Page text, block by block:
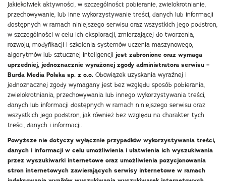
Jakiekolwiek aktywności, w szczególności: pobieranie, zwielokrotnianie,
przechowywanie, lub inne wykorzystywanie treści, danych lub informacji
dostępnych w ramach niniejszego serwisu oraz wszystkich jego podstron,
w szczególności w celu ich eksploracji, zmierzającej do tworzenia,
rozwoju, modyfikacji i szkolenia systemów uczenia maszynowego,
algorytmów lub sztucznej inteligencji jest zabronione oraz wymaga
uprzedniej, jednoznacznie wyrażonej zgody administratora serwisu –
Burda Media Polska sp. z o.o. Obowiązek uzyskania wyraźnej i
jednoznacznej zgody wymagany jest bez względu sposób pobierania,
zwielokrotniania, przechowywania lub innego wykorzystywania treści,
danych lub informacji dostępnych w ramach niniejszego serwisu oraz
wszystkich jego podstron, jak również bez względu na charakter tych
treści, danych i informacji.
Powyższe nie dotyczy wyłącznie przypadków wykorzystywania treści,
danych i informacji w celu umożliwienia i ułatwienia ich wyszukiwania
przez wyszukiwarki internetowe oraz umożliwienia pozycjonowania
stron internetowych zawierających serwisy internetowe w ramach